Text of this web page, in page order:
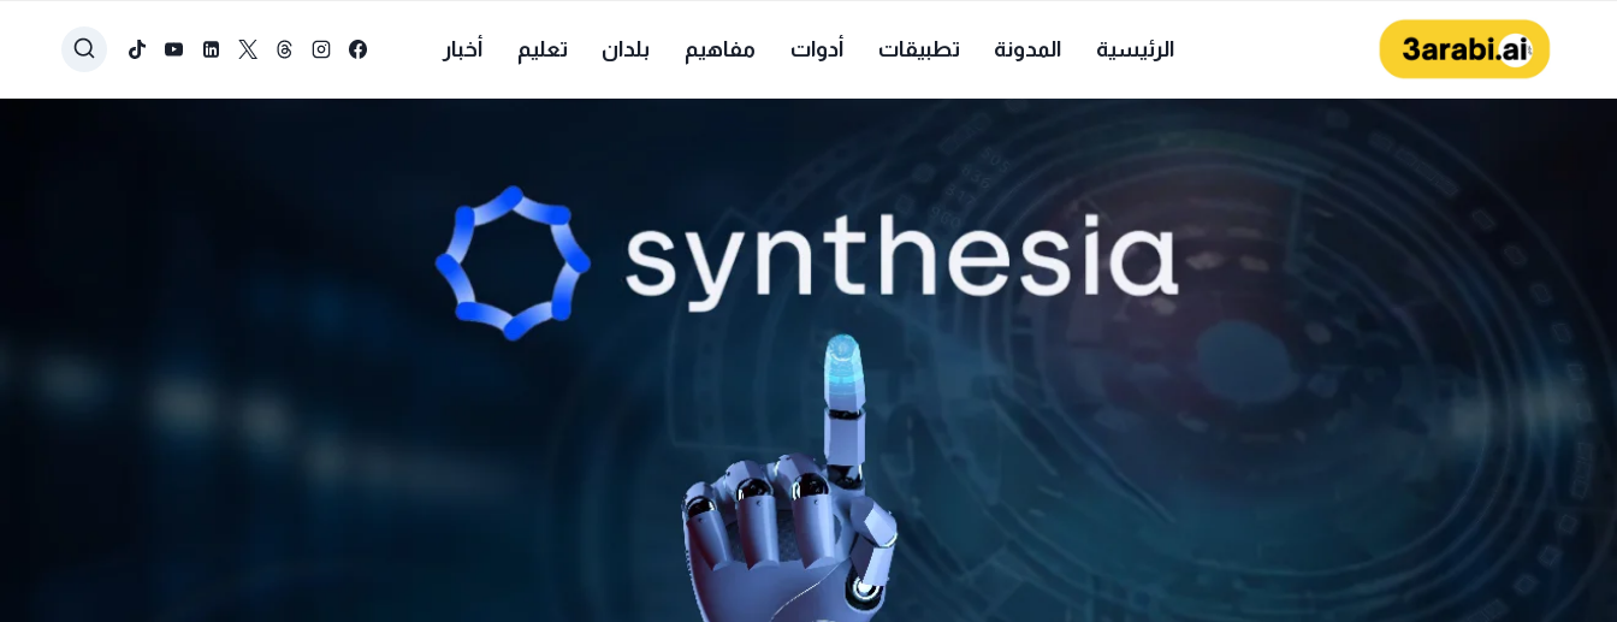
الرئيسية المدونة تطبيقات أدوات مفاهيم بلدان تعليم أخبار